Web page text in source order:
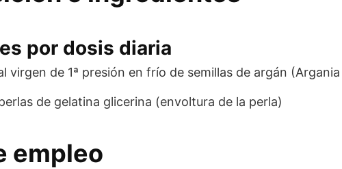
por dosis diaria
virgen de 1ª presión en frío de semillas de argán
de gelatina glicerina (envoltura de la perla)
empleo